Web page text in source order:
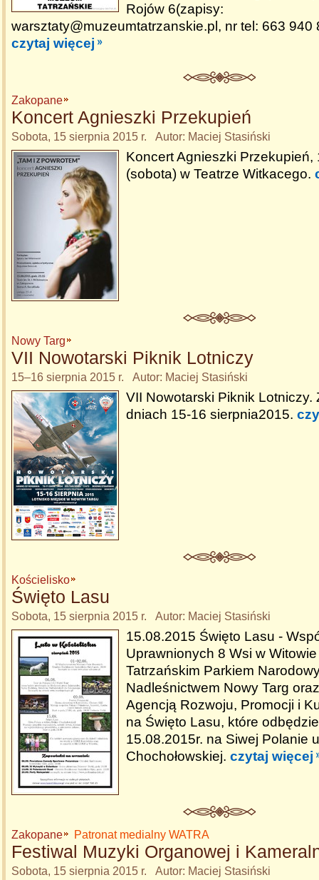
Rojów 6(zapisy:
warsztaty@muzeumtatrzanskie.pl, nr tel: 663 940
czytaj więcej
Zakopane
Koncert Agnieszki Przekupień
Sobota, 15 sierpnia 2015 r. Autor: Maciej Stasiński
Koncert Agnieszki Przekupień,
(sobota) w Teatrze Witkacego.
Nowy Targ
VII Nowotarski Piknik Lotniczy
15–16 sierpnia 2015 r. Autor: Maciej Stasiński
VII Nowotarski Piknik Lotniczy.
dniach 15-16 sierpnia2015.
Kościelisko
Święto Lasu
Sobota, 15 sierpnia 2015 r. Autor: Maciej Stasiński
15.08.2015 Święto Lasu -
Uprawnionych 8 Wsi w
Tatrzańskim Parkiem
Nadleśnictwem Nowy Targ
Agencją Rozwoju, Promocji i
na Święto Lasu, które
15.08.2015r. na Siwej Polanie
Chochołowskiej. czytaj więcej
Zakopane Patronat medialny WATRA
Festiwal Muzyki Organowej i
Sobota, 15 sierpnia 2015 r. Autor: Maciej Stasiński